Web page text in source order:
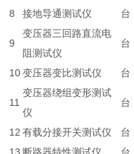
8
接地导通测试仪 台
9
变压器三回路直流电
阻测试仪
台
10 变压器变比测试仪 台
11
变压器绕组变形测试
仪
台
12 有载分接开关测试仪 台